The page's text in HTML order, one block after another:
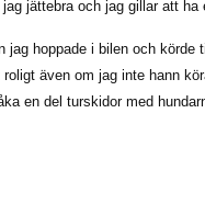
jättebra och jag gillar att ha
jag hoppade i bilen och
även om jag inte hann
en del turskidor med